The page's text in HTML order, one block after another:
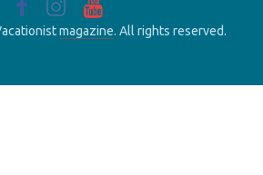
magazine. All rights reserved.